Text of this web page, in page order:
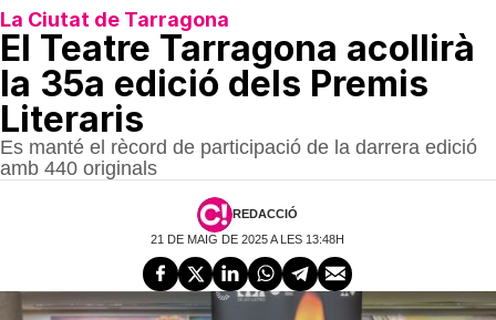
La Ciutat de Tarragona
El Teatre Tarragona acollirà
la 35a edició dels Premis
Literaris
Es manté el rècord de participació de la darrera edició
amb 440 originals
REDACCIÓ
21 DE MAIG DE 2025 A LES 13:48H